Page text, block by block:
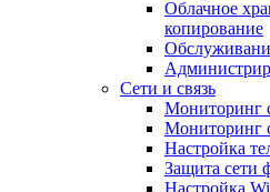
Облачное
копирование
Сети и связь
Мониторинг
Мониторинг
Настройка
Защита сети
Настройка